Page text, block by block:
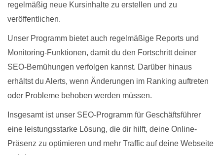
regelmäßig neue Kursinhalte zu erstellen und zu
veröffentlichen.
Unser Programm bietet auch regelmäßige Reports und
Monitoring-Funktionen, damit du den Fortschritt deiner
SEO-Bemühungen verfolgen kannst. Darüber hinaus
erhältst du Alerts, wenn Änderungen im Ranking auftreten
oder Probleme behoben werden müssen.
Insgesamt ist unser SEO-Programm für Geschäftsführer
eine leistungsstarke Lösung, die dir hilft, deine Online-
Präsenz zu optimieren und mehr Traffic auf deine Webseite